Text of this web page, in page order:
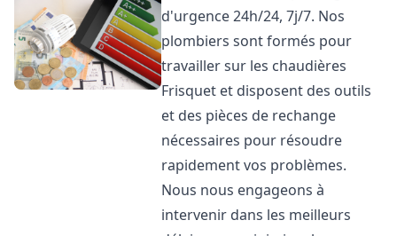
d'urgence 24h/24, 7j/7. Nos
plombiers sont formés pour
travailler sur les chaudières
Frisquet et disposent des outils
et des pièces de rechange
nécessaires pour résoudre
rapidement vos problèmes.
Nous nous engageons à
intervenir dans les meilleurs